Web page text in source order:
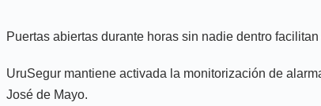
Puertas abiertas durante horas sin nadie dentro
UruSegur mantiene activada la monitorización de
José de Mayo.